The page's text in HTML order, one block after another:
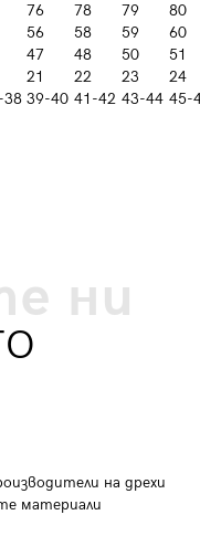
76 78 79
80
56 58 59
60
47 48 50
51
21 22 23
24
38 39-40 41-42 43-44 45-
ни
на дрехи
материали